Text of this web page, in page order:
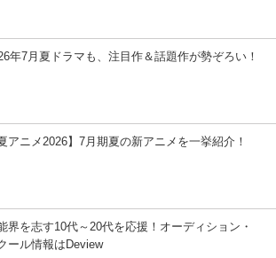
年7月夏ドラマも、注目作＆話題作が勢ぞろい！
夏アニメ2026】7月期夏の新アニメを一挙紹介！
界を志す10代～20代を応援！オーディション・
ール情報はDeview